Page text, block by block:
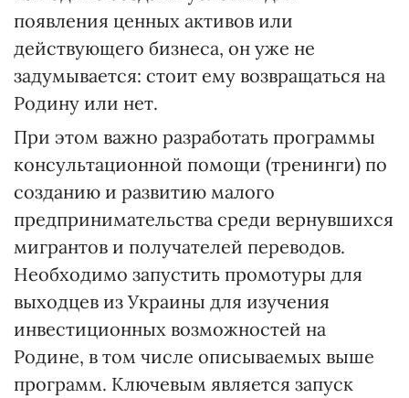
появления ценных активов или
действующего бизнеса, он уже не
задумывается: стоит ему возвращаться на
Родину или нет.
При этом важно разработать программы
консультационной помощи (тренинги) по
созданию и развитию малого
предпринимательства среди вернувшихся
мигрантов и получателей переводов.
Необходимо запустить промотуры для
выходцев из Украины для изучения
инвестиционных возможностей на
Родине, в том числе описываемых выше
программ. Ключевым является запуск